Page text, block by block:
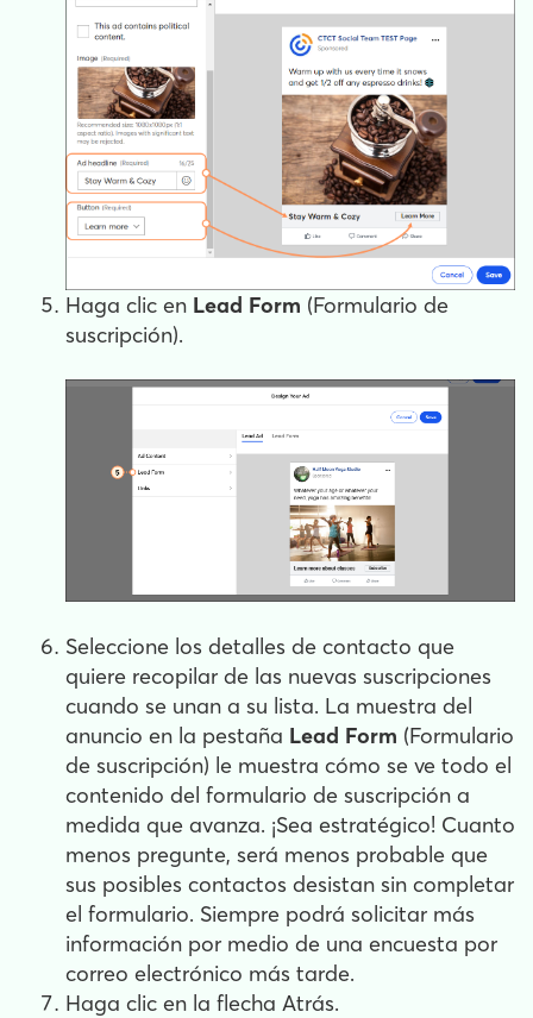
Haga clic en Lead Form (Formulario de
suscripción).
Seleccione los detalles de contacto que
quiere recopilar de las nuevas suscripciones
cuando se unan a su lista. La muestra del
anuncio en la pestaña Lead Form (Formulario
de suscripción) le muestra cómo se ve todo el
contenido del formulario de suscripción a
medida que avanza. ¡Sea estratégico! Cuanto
menos pregunte, será menos probable que
sus posibles contactos desistan sin completar
el formulario. Siempre podrá solicitar más
información por medio de una encuesta por
correo electrónico más tarde.
Haga clic en la flecha Atrás.